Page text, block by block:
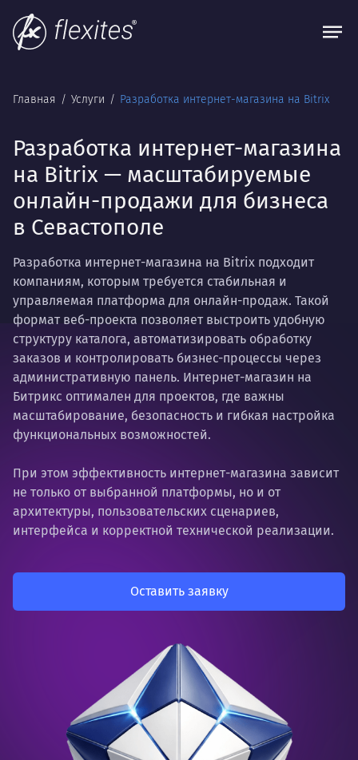
Главная Услуги Разработка интернет-магазина на Bitrix
Разработка интернет-магазина
на Bitrix — масштабируемые
онлайн-продажи для бизнеса
в Севастополе
Разработка интернет-магазина на Bitrix подходит
компаниям, которым требуется стабильная и
управляемая платформа для онлайн-продаж. Такой
формат веб-проекта позволяет выстроить удобную
структуру каталога, автоматизировать обработку
заказов и контролировать бизнес-процессы через
административную панель. Интернет-магазин на
Битрикс оптимален для проектов, где важны
масштабирование, безопасность и гибкая настройка
функциональных возможностей.
При этом эффективность интернет-магазина зависит
не только от выбранной платформы, но и от
архитектуры, пользовательских сценариев,
интерфейса и корректной технической реализации.
Оставить заявку